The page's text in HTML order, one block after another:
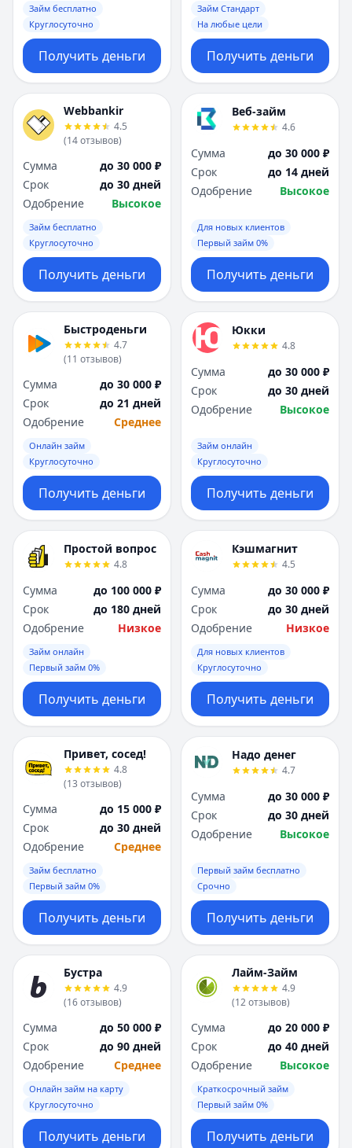
Займ бесплатно
Круглосуточно
Получить деньги
Займ Стандарт
На любые цели
Получить деньги
Webbankir
4.5
(14отзывов)
Сумма
до 30 000 ₽
Срок
до 30 дней
Одобрение
Высокое
Займ бесплатно
Круглосуточно
Получить деньги
Веб-займ
4.6
Сумма
до 30 000 ₽
Срок
до 14 дней
Одобрение
Высокое
Для новых клиентов
Первый займ 0%
Получить деньги
Быстроденьги
4.7
(11 отзывов)
Сумма
до 30 000 ₽
Срок
до 21 дней
Одобрение
Среднее
Онлайн займ
Круглосуточно
Получить деньги
Юкки
4.8
Сумма
до 30 000 ₽
Срок
до 30 дней
Одобрение
Высокое
Займ онлайн
Круглосуточно
Получить деньги
Простой вопрос
4.8
Сумма
до 100 000 ₽
Срок
до 180 дней
Одобрение
Низкое
Займ онлайн
Первый займ 0%
Получить деньги
Кэшмагнит
4.5
Сумма
до 30 000 ₽
Срок
до 30 дней
Одобрение
Низкое
Для новых клиентов
Круглосуточно
Получить деньги
Привет, сосед!
4.8
(13 отзывов)
Сумма
до 15 000 ₽
Срок
до 30 дней
Одобрение
Среднее
Займ бесплатно
Первый займ 0%
Получить деньги
Надо денег
4.7
Сумма
до 30 000 ₽
Срок
до 30 дней
Одобрение
Высокое
Первый займ бесплатно
Срочно
Получить деньги
Бустра
4.9
(16отзывов)
Сумма
до 50 000 ₽
Срок
до 90 дней
Одобрение
Среднее
Онлайн займ на карту
Круглосуточно
Получить деньги
Лайм-Займ
4.9
(12отзывов)
Сумма
до 20 000 ₽
Срок
до 40 дней
Одобрение
Высокое
Краткосрочный займ
Первый займ 0%
Получить деньги